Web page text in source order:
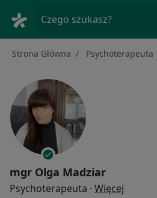
Czego szukasz?
Strona Główna Psychoterapeuta
mgr Olga Madziar
Psychoterapeuta · Więcej